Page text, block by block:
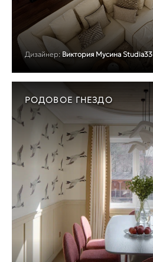
Дизайнер: Виктория Мусина Studia33
РОДОВОЕ ГНЕЗДО